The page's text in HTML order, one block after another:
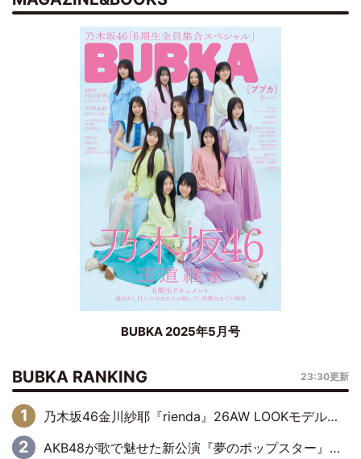
BUBKA 2025年5月号
BUBKA RANKING 23:30更新
乃木坂46金川紗耶『rienda』26AW LOOKモデルに就任
AKB48が歌で魅せた新公演『夢のポップスター』 初日から全身全霊のステージ